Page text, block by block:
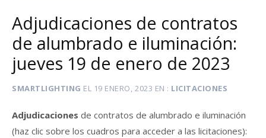
Adjudicaciones de contratos
de alumbrado e iluminación:
jueves 19 de enero de 2023
SMARTLIGHTING EL 19 ENERO, 2023 EN LICITACIONES
Adjudicaciones de contratos de alumbrado e iluminación
(haz clic sobre los cuadros para acceder a las licitaciones):